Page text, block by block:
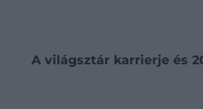
A világsztár karrierje és